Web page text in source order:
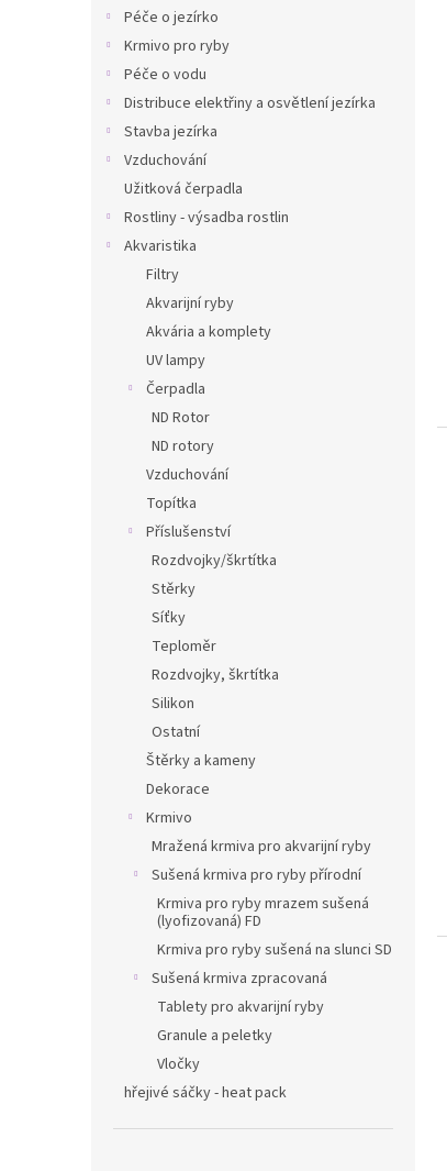
Péče o jezírko
Krmivo pro ryby
Péče o vodu
Distribuce elektřiny a osvětlení jezírka
Stavba jezírka
Vzduchování
Užitková čerpadla
Rostliny - výsadba rostlin
Akvaristika
Filtry
Akvarijní ryby
Akvária a komplety
UV lampy
Čerpadla
ND Rotor
ND rotory
Vzduchování
Topítka
Příslušenství
Rozdvojky/škrtítka
Stěrky
Síťky
Teploměr
Rozdvojky, škrtítka
Silikon
Ostatní
Štěrky a kameny
Dekorace
Krmivo
Mražená krmiva pro akvarijní ryby
Sušená krmiva pro ryby přírodní
Krmiva pro ryby mrazem sušená
(lyofizovaná) FD
Krmiva pro ryby sušená na slunci SD
Sušená krmiva zpracovaná
Tablety pro akvarijní ryby
Granule a peletky
Vločky
hřejivé sáčky - heat pack